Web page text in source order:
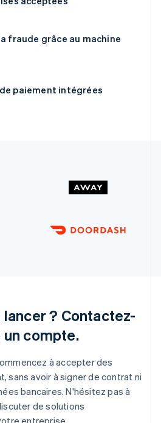
fraude grâce au machine
paiement intégrées
lancer ? Contactez-
un compte.
à accepter des
sans avoir à signer de contrat ni
bancaires. N'hésitez pas à
de solutions